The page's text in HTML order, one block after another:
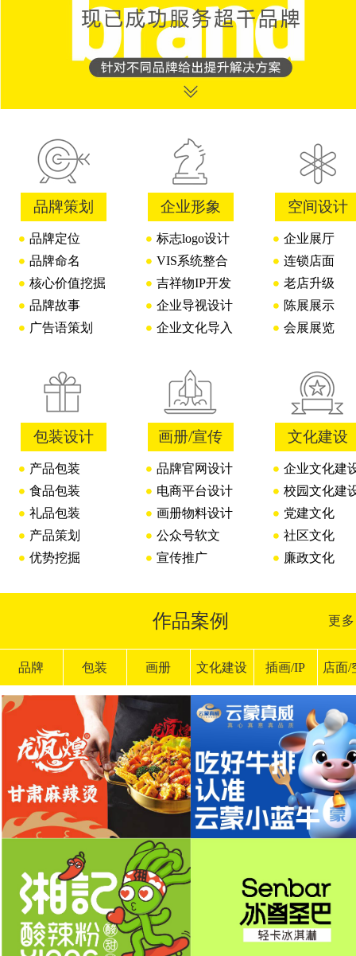
品牌策划
品牌定位
品牌命名
核心价值挖掘
品牌故事
广告语策划
企业形象
标志logo设计
VIS系统整合
吉祥物IP开发
企业导视设计
企业文化导入
空间设计
企业展厅
连锁店面
老店升级
陈展展示
会展展览
包装设计
产品包装
食品包装
礼品包装
产品策划
优势挖掘
画册/宣传
品牌官网设计
电商平台设计
画册物料设计
公众号软文
宣传推广
文化建设
企业文化建
校园文化建
党建文化
社区文化
廉政文化
作品案例 更
品牌 包装 画册 文化建设 插画/IP 店面/